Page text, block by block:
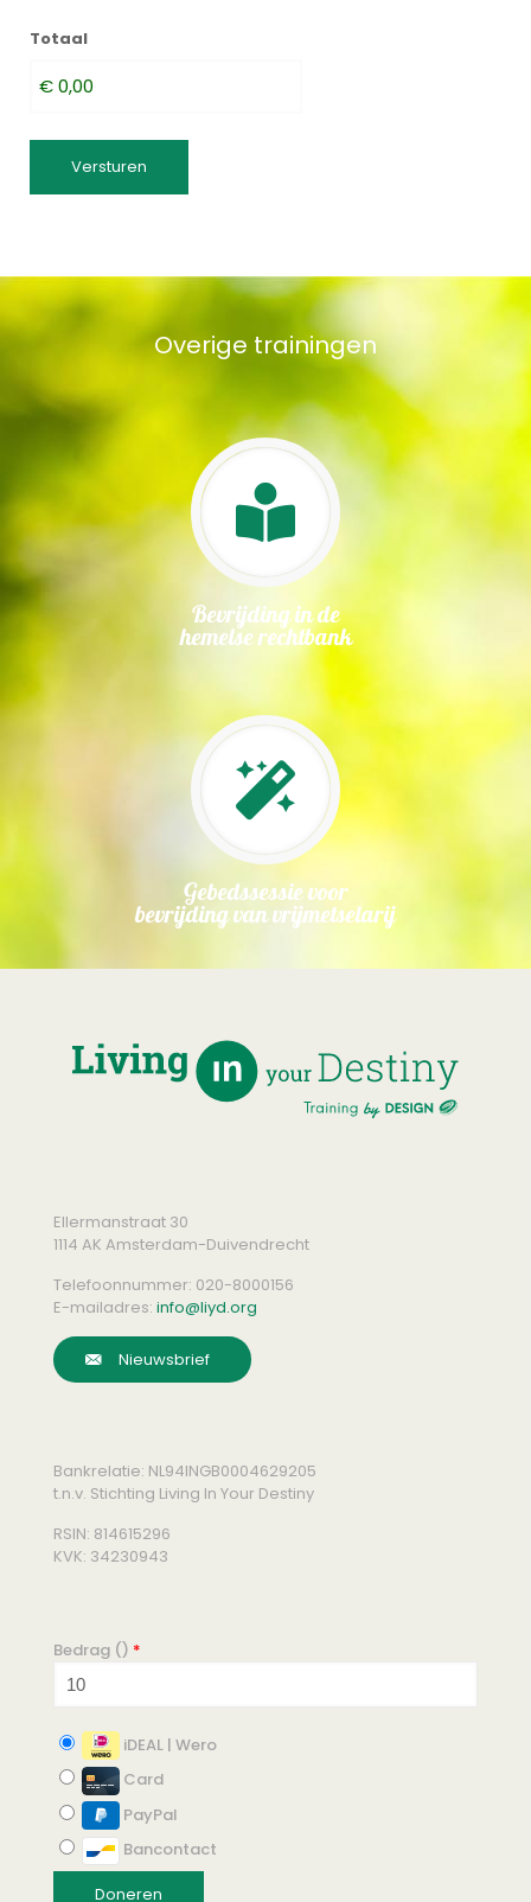
Totaal
Overige trainingen
Bevrijding in de
hemelse rechtbank
Gebedssessie voor
bevrijding van vrijmetselarij
Ellermanstraat 30
1114 AK Amsterdam-Duivendrecht
Telefoonnummer: 020-8000156
E-mailadres: info@liyd.org
Nieuwsbrief
Bankrelatie: NL94INGB0004629205
t.n.v. Stichting Living In Your Destiny
RSIN: 814615296
KVK: 34230943
Bedrag () *
iDEAL | Wero
Card
PayPal
Bancontact